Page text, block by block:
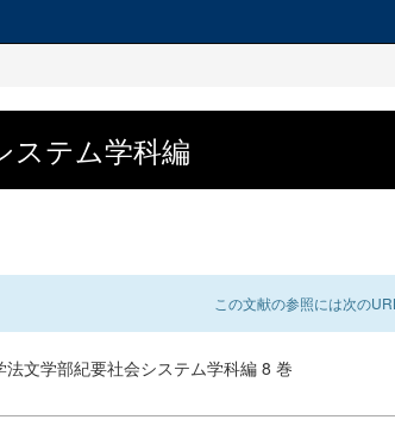
ステム学科編
この文献の参照には次の
文学部紀要社会システム学科編 8 巻